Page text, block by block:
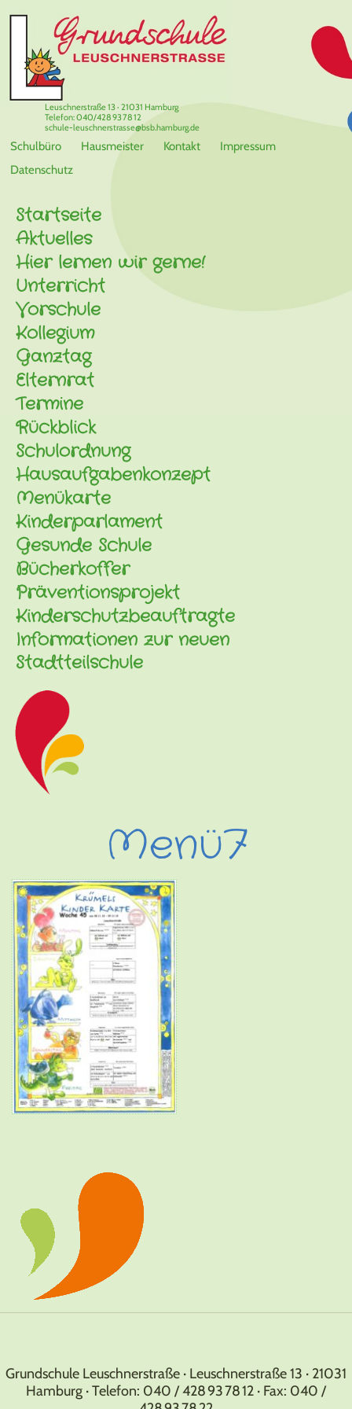
Schulbüro Hausmeister Kontakt
Impressum
Datenschutz
Leuschnerstraße 13 · 21031 Hamburg
Telefon: 040/428 93 78 12
schule-leuschnerstrasse@bsb.hamburg.de
Startseite
Aktuelles
Hier lernen wir gerne!
Unterricht
Vorschule
Kollegium
Ganztag
Elternrat
Termine
Rückblick
Schulordnung
Hausaufgabenkonzept
Menükarte
Kinderparlament
Gesunde Schule
Bücherkoffer
Präventionsprojekt
Kinderschutzbeauftragte
Informationen zur neuen
Stadtteilschule
Menü7
Grundschule Leuschnerstraße · Leuschnerstraße 13 · 21031
Hamburg · Telefon: 040 / 428 93 78 12 · Fax: 040 /